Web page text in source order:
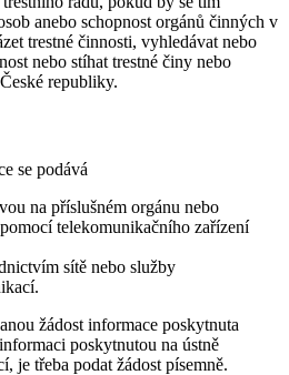
anebo schopnost orgánů činných v
trestné činnosti, vyhledávat nebo
nebo stíhat trestné činy nebo
republiky.
se podává
na příslušném orgánu nebo
telekomunikačního zařízení
sítě nebo služby
žádost informace poskytnuta
poskytnutou na ústně
je třeba podat žádost písemně.